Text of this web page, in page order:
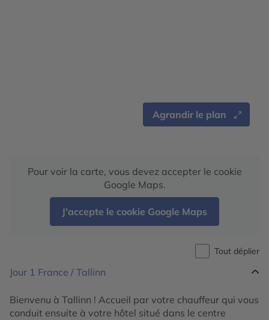
Agrandir le plan
Pour voir la carte, vous devez accepter le cookie
Google Maps.
J'accepte le cookie Google Maps
Tout déplier
Jour 1 France / Tallinn
Bienvenu à Tallinn ! Accueil par votre chauffeur qui vous
conduit ensuite à votre hôtel situé dans le centre